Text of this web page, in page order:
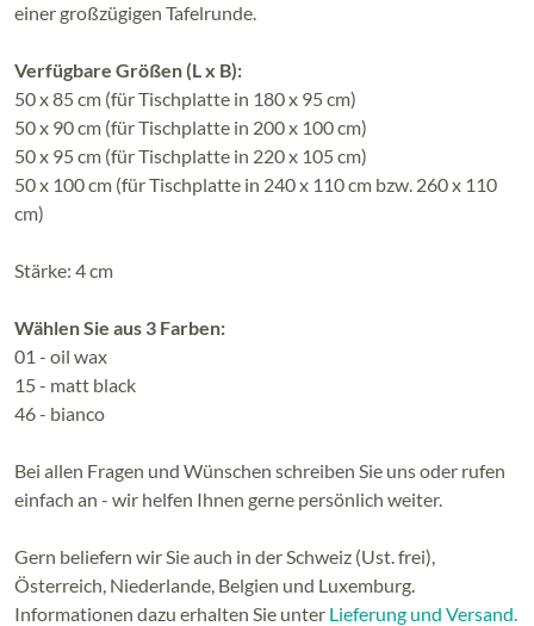
einer großzügigen Tafelrunde.
Verfügbare Größen (L x B):
50 x 85 cm (für Tischplatte in 180 x 95 cm)
50 x 90 cm (für Tischplatte in 200 x 100 cm)
50 x 95 cm (für Tischplatte in 220 x 105 cm)
50 x 100 cm (für Tischplatte in 240 x 110 cm bzw. 260 x 110
cm)
Stärke: 4 cm
Wählen Sie aus 3 Farben:
01 - oil wax
15 - matt black
46 - bianco
Bei allen Fragen und Wünschen schreiben Sie uns oder rufen
einfach an - wir helfen Ihnen gerne persönlich weiter.
Gern beliefern wir Sie auch in der Schweiz (Ust. frei),
Österreich, Niederlande, Belgien und Luxemburg.
Informationen dazu erhalten Sie unter Lieferung und Versand.